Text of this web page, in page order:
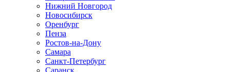
Нижний Новгород
Новосибирск
Оренбург
Пенза
Ростов-на-Дону
Самара
Санкт-Петербург
Саранск